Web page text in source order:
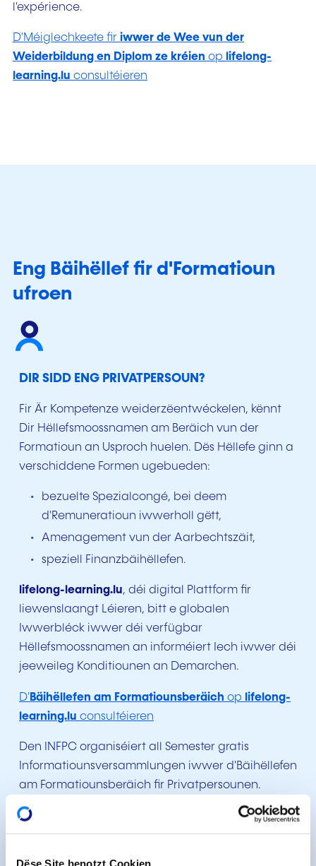
Dëse Site benotzt Cookien.
l'expérience.
D'Méiglechkeete fir iwwer de Wee vun der
Weiderbildung en Diplom ze kréien op lifelong-
learning.lu consultéieren
Eng Bäihëllef fir d'Formatioun
ufroen
DIR SIDD ENG PRIVATPERSOUN?
Fir Är Kompetenze weiderzëentwéckelen, kënnt
Dir Hëllefsmoossnamen am Beräich vun der
Formatioun an Usproch huelen. Dës Hëllefe ginn a
verschiddene Formen ugebueden:
bezuelte Spezialcongé, bei deem
d'Remuneratioun iwwerholl gëtt,
Amenagement vun der Aarbechtszäit,
speziell Finanzbäihëllefen.
lifelong-learning.lu, déi digital Plattform fir
liewenslaangt Léieren, bitt e globalen
Iwwerbléck iwwer déi verfügbar
Hëllefsmoossnamen an informéiert Iech iwwer déi
jeeweileg Konditiounen an Demarchen.
D' Bäihëllefen am Formatiounsberäich op lifelong-
learning.lu consultéieren
Den INFPC organiséiert all Semester gratis
Informatiounsversammlungen iwwer d'Bäihëllefen
am Formatiounsberäich fir Privatpersounen.
Schreiwt Iech an d'
Informatiounsversammlungen
iwwer d'Bäihëllefen am Formatiounsberäich fir